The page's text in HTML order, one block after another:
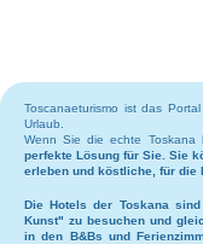
Toscanaeturismo ist das
Urlaub.
Wenn Sie die echte Toskana
perfekte Lösung für Sie. Sie
erleben und köstliche, für die
DieHotels der Toskana
Kunst" zu besuchen und
in den B&Bs und